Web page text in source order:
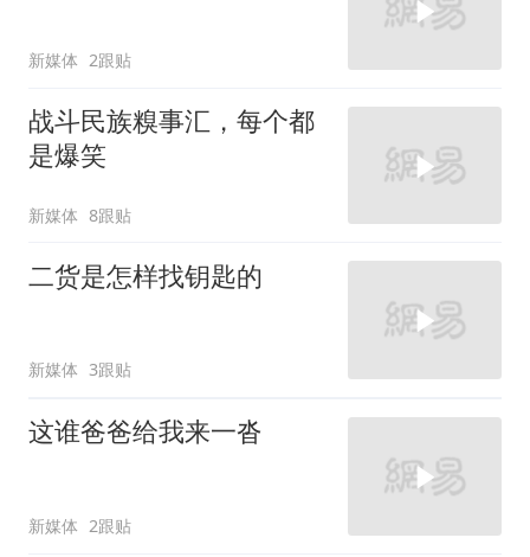
新媒体 2跟贴
战斗民族糗事汇，每个都
是爆笑
新媒体 8跟贴
二货是怎样找钥匙的
新媒体 3跟贴
这谁爸爸给我来一沓
新媒体 2跟贴